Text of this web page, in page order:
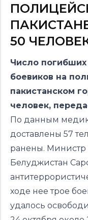
50
Число погибших
боевиков на
пакистанском
человек,
По данным
доставлены 57
ранены. Министр
Белуджистан
ходе нее трое
удалось